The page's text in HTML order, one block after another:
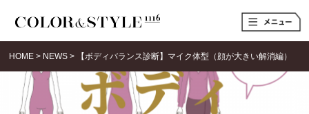
t
o
l
e
n
HOME > NEWS > 【ボディバランス診断】マイク体型（顔が大きい解消編）